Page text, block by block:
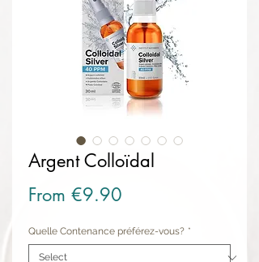
Argent Colloïdal
From €9.90
Quelle Contenance préférez-vous? *